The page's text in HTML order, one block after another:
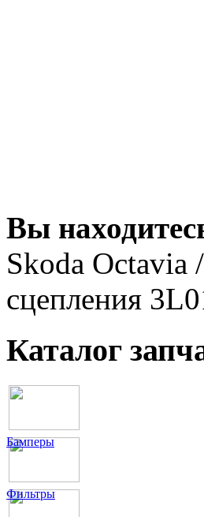
Вы
Skoda Octavia
сцепления
Каталог
Бамперы
Фильтры